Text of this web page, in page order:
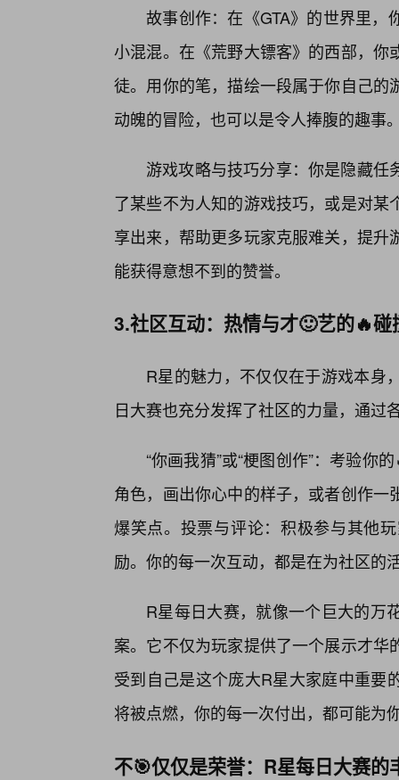
故事创作：在《GTA》的世界里
小混混。在《荒野大镖客》的西部，
徒。用你的笔，描绘一段属于你自己
动魄的冒险，也可以是令人捧腹的趣事
游戏攻略与技巧分享：你是隐藏
了某些不为人知的游戏技巧，或是对
享出来，帮助更多玩家克服难关，提
能获得意想不到的赞誉。
3.社区互动：热情与才🙂艺的🔥碰
R星的魅力，不仅仅在于游戏本身
日大赛也充分发挥了社区的力量，通过
“你画我猜”或“梗图创作”：考验你
角色，画出你心中的样子，或者创作
爆笑点。投票与评论：积极参与其他
励。你的每一次互动，都是在为社区的
R星每日大赛，就像一个巨大的万
案。它不仅为玩家提供了一个展示才
受到自己是这个庞大R星大家庭中重要
将被点燃，你的每一次付出，都可能为
不🎯仅仅是荣誉：R星每日大赛的